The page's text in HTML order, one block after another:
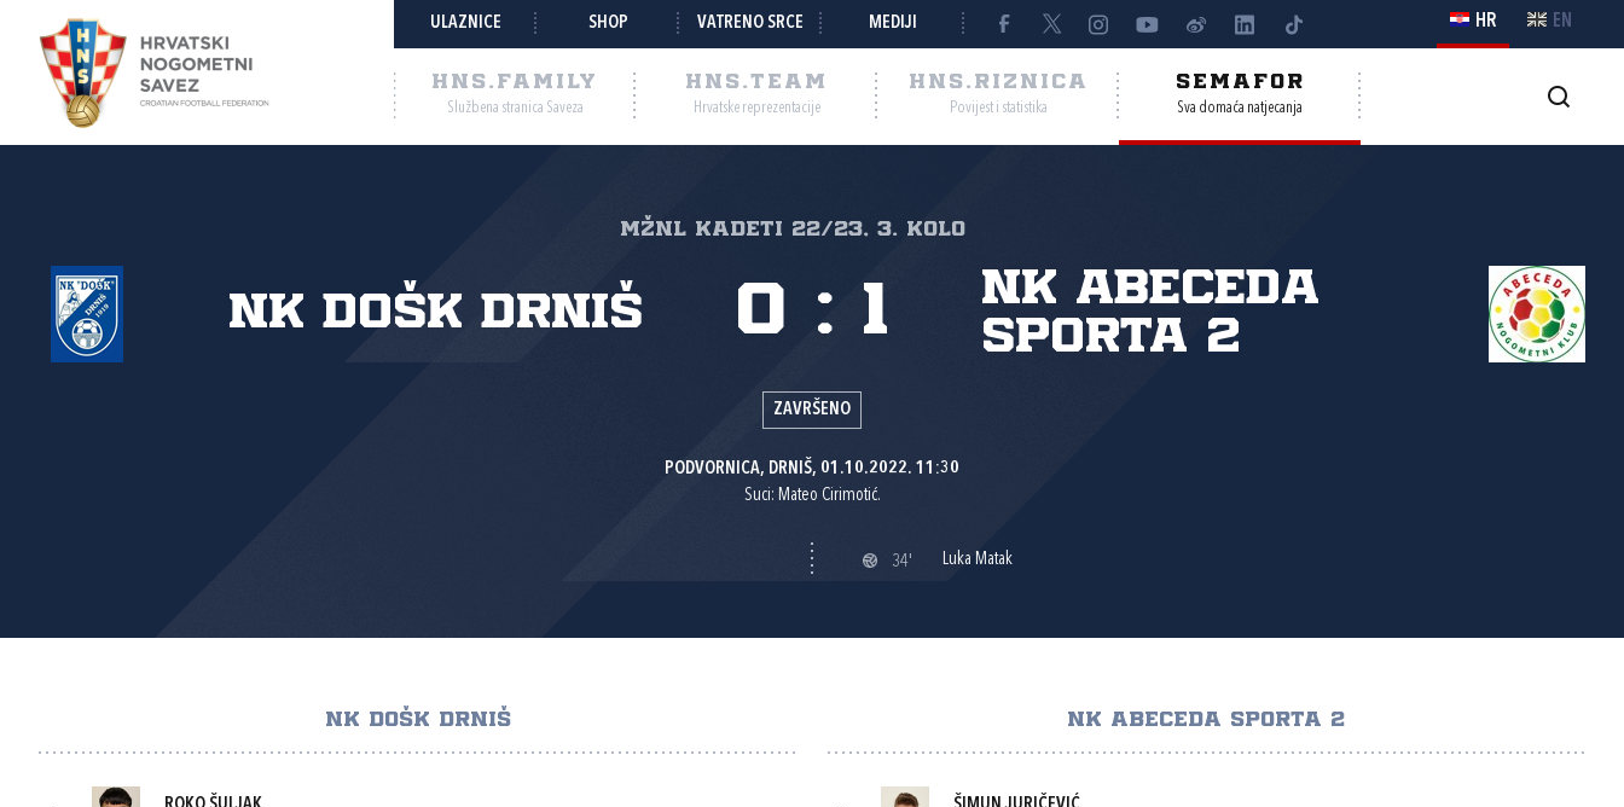
ULAZNICE SHOP VATRENO SRCE MEDIJI HR EN
HNS.FAMILY
Službena stranica Saveza
HNS.TEAM
Hrvatske reprezentacije
HNS.RIZNICA
Povijest i statistika
SEMAFOR
Sva domaća natjecanja
MŽNL KADETI 22/23, 3. kolo
NK DOŠK Drniš
NK Abeceda
sporta 2
0 : 1
ZAVRŠENO
PODVORNICA, DRNIŠ, 01.10.2022. 11:30
Suci: Mateo Cirimotić.
34' Luka Matak
NK DOŠK DRNIŠ NK ABECEDA SPORTA 2